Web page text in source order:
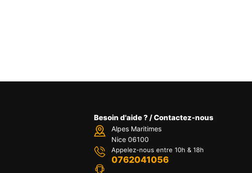
Besoin d'aide ? / Contactez-nous
Alpes Maritimes
Nice 06100
Appelez-nous entre 10h & 18h
0762041056